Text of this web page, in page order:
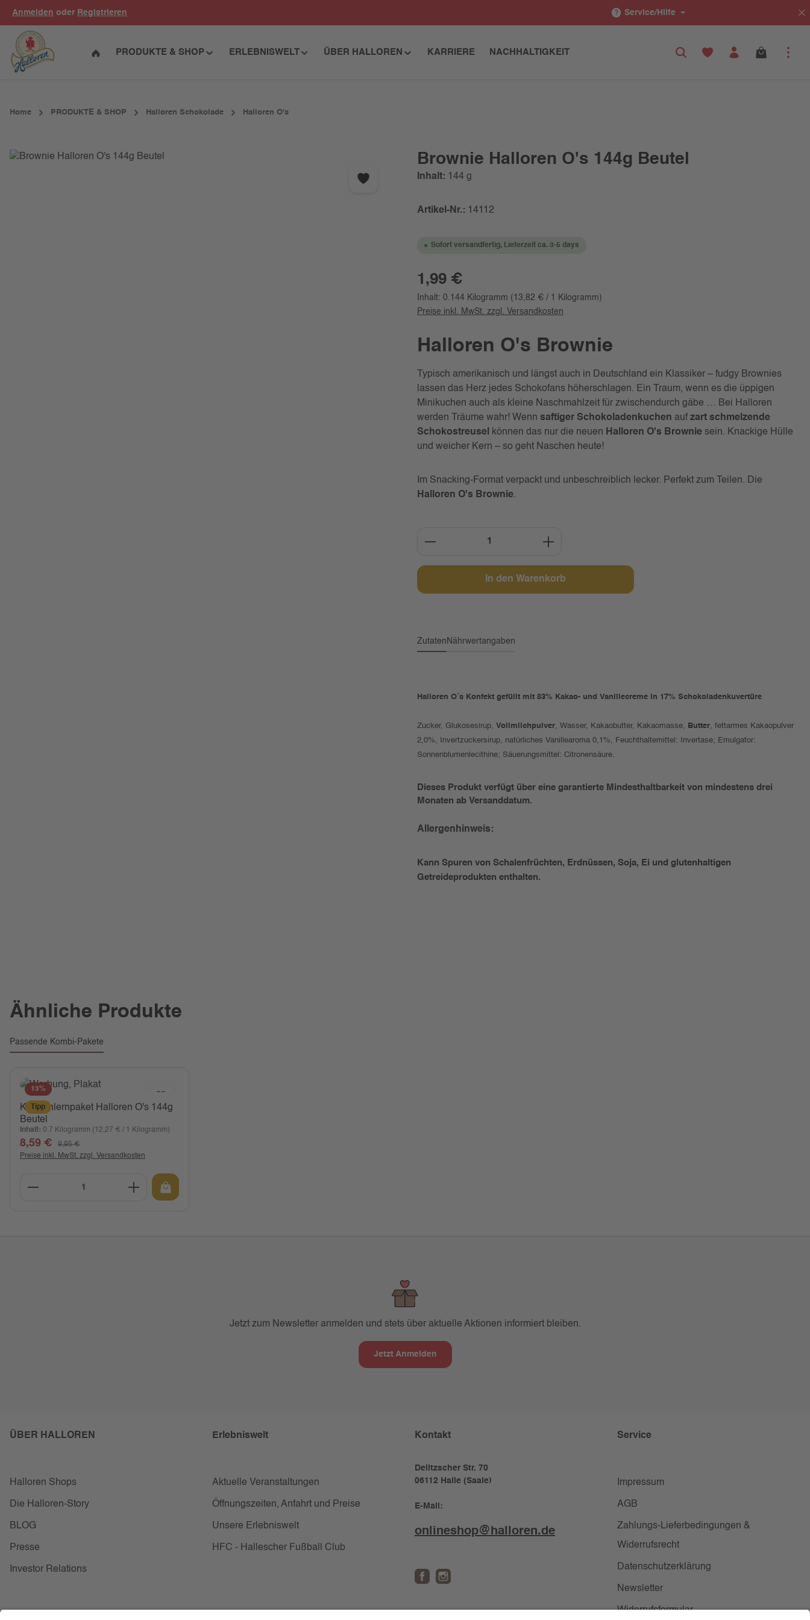
Hauptinhalt springen
Zur Hauptnavigation springen
Anmelden oder Registrieren Service/Hilfe
PRODUKTE & SHOP ERLEBNISWELT ÜBER HALLOREN KARRIERE NACHHALTIGKEIT
Home PRODUKTE & SHOP Halloren Schokolade Halloren O's
Bildergalerie überspringen Brownie Halloren O's 144g Beutel
Inhalt: 144 g
Artikel-Nr.: 14112
Sofort versandfertig, Lieferzeit ca. 3-5 days
Regulärer Preis:
1,99 €
Inhalt: 0.144 Kilogramm (13,82 € / 1 Kilogramm)
Preise inkl. MwSt. zzgl. Versandkosten
Halloren O's Brownie
Typisch amerikanisch und längst auch in Deutschland ein Klassiker – fudgy Brownies
lassen das Herz jedes Schokofans höherschlagen. Ein Traum, wenn es die üppigen
Minikuchen auch als kleine Naschmahlzeit für zwischendurch gäbe … Bei Halloren
werden Träume wahr! Wenn saftiger Schokoladenkuchen auf zart schmelzende
Schokostreusel
können das nur die neuen Halloren O's Brownie sein. Knackige Hülle
und weicher Kern – so geht Naschen heute!
Im Snacking-Format verpackt und unbeschreiblich lecker. Perfekt zum Teilen. Die
Halloren O's Brownie.
Produkt Anzahl: Gib den gewünschten Wert ein oder
In den Warenkorb
Zutaten Nährwertangaben
Halloren O´s Konfekt gefüllt mit 83% Kakao- und Vanillecreme in 17% Schokoladenkuvertüre
Zucker, Glukosesirup, Vollmilchpulver, Wasser, Kakaobutter, Kakaomasse, Butter, fettarmes Kakaopulver
2,0%, Invertzuckersirup, natürliches Vanillearoma 0,1%, Feuchthaltemittel: Invertase; Emulgator:
Sonnenblumenlecithine; Säuerungsmittel: Citronensäure.
Dieses Produkt verfügt über eine garantierte Mindesthaltbarkeit von mindestens drei
Monaten ab Versanddatum.
Allergenhinweis:
Kann Spuren von Schalenfrüchten, Erdnüssen, Soja, Ei und glutenhaltigen
Getreideprodukten enthalten.
Ähnliche Produkte
Passende Kombi-Pakete
13%
Tipp
Kennenlernpaket Halloren O's 144g
Beutel
Inhalt: 0.7 Kilogramm (12,27 € / 1 Kilogramm)
Verkaufspreis:
8,59 € Regulärer Preis:
9,95 €
Preise inkl. MwSt. zzgl. Versandkosten
Produkt Anzahl: Gib den gewünschten Wert ein oder benutze die Schaltflächen um die Anzahl zu erhöhen oder zu
Jetzt zum Newsletter anmelden und stets über aktuelle Aktionen informiert bleiben.
Jetzt Anmelden
ÜBER HALLOREN
Halloren Shops
Die Halloren-Story
BLOG
Presse
Investor Relations
Erlebniswelt
Aktuelle Veranstaltungen
Öffnungszeiten, Anfahrt und Preise
Unsere Erlebniswelt
HFC - Hallescher Fußball Club
Kontakt
Delitzscher Str. 70
06112 Halle (Saale)
E-Mail:
onlineshop@halloren.de
Service
Impressum
AGB
Zahlungs-Lieferbedingungen &
Widerrufsrecht
Datenschutzerklärung
Newsletter
Widerrufsformular